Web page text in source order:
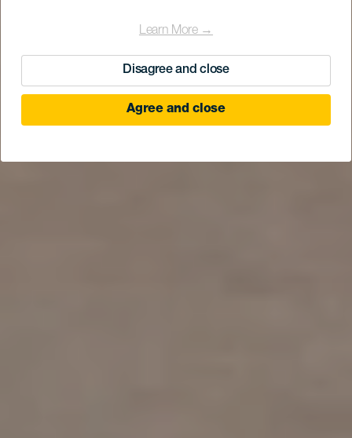
Learn More →
Disagree and close
Agree and close